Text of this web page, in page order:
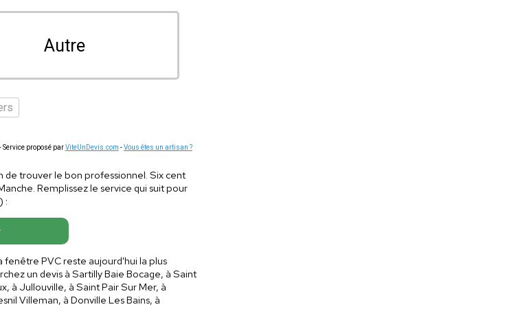
Autre
Service proposé parViteUnDevis.com -Vous êtes un artisan ?
de trouver le bon professionnel. Six cent
Remplissez le service qui suit pour
:
fenêtre PVC reste aujourd'hui la plus
un devis à Sartilly Baie Bocage, à Saint
à Jullouville, à Saint Pair Sur Mer, à
Villeman, à Donville Les Bains, à